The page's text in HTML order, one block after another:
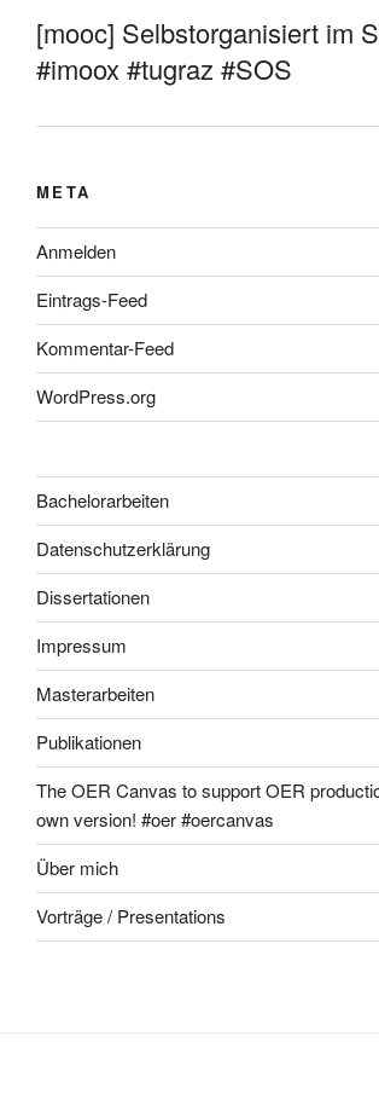
[mooc] Selbstorganisiert im
#imoox #tugraz #SOS
META
Anmelden
Eintrags-Feed
Kommentar-Feed
WordPress.org
Bachelorarbeiten
Datenschutzerklärung
Dissertationen
Impressum
Masterarbeiten
Publikationen
The OER Canvas to support OER
own version! #oer #oercanvas
Über mich
Vorträge / Presentations